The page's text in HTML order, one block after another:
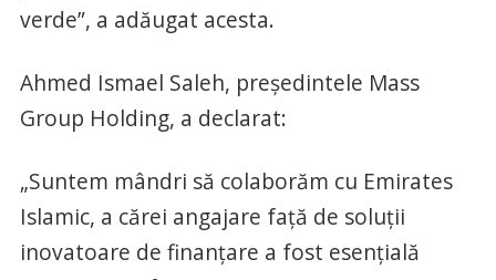
verde”, a adăugat acesta.
Ahmed Ismael Saleh, președintele Mass
Group Holding, a declarat:
„Suntem mândri să colaborăm cu Emirates
Islamic, a cărei angajare față de soluții
inovatoare de finanțare a fost esențială